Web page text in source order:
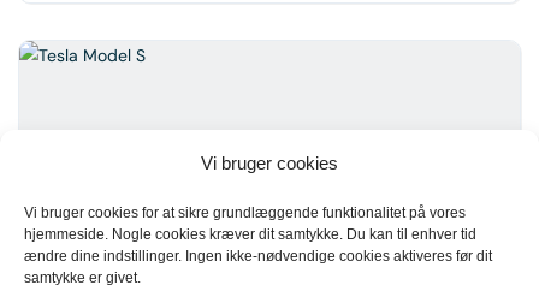
Vi bruger cookies
Vi bruger cookies for at sikre grundlæggende funktionalitet på vores
hjemmeside. Nogle cookies kræver dit samtykke. Du kan til enhver tid
ændre dine indstillinger. Ingen ikke-nødvendige cookies aktiveres før dit
samtykke er givet.